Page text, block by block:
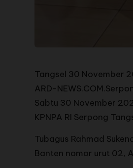
Tangsel 30 November
ARD-
Sabtu 30 November
KPNPA RI Serpong
Tubagus Rahmad
Banten nomor urut 02,